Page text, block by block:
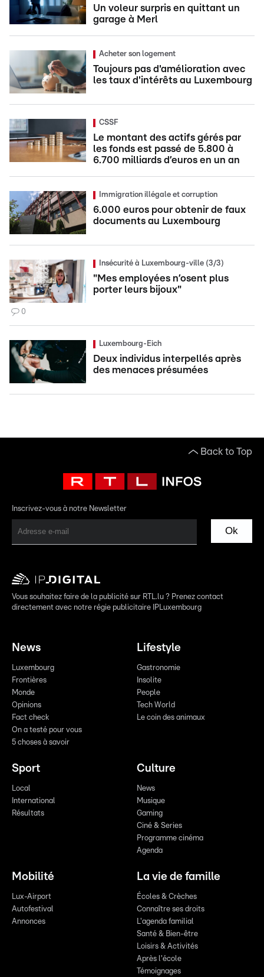
Un voleur surpris en quittant un
garage à Merl
Acheter son logement
Toujours pas d'amélioration avec
les taux d'intérêts au Luxembourg
CSSF
Le montant des actifs gérés par
les fonds est passé de 5.800 à
6.700 milliards d’euros en un an
Immigration illégale et corruption
6.000 euros pour obtenir de faux
documents au Luxembourg
Insécurité à Luxembourg-ville (3/3)
"Mes employées n’osent plus
porter leurs bijoux"
0
Luxembourg-Eich
Deux individus interpellés après
des menaces présumées
Back to Top
Inscrivez-vous à notre Newsletter
Ok
Vous souhaitez faire de la publicité sur RTL.lu ? Prenez contact
directement avec notre régie publicitaire IPLuxembourg
News
Luxembourg
Frontières
Monde
Opinions
Fact check
On a testé pour vous
5 choses à savoir
Lifestyle
Gastronomie
Insolite
People
Tech World
Le coin des animaux
Sport
Local
International
Résultats
Culture
News
Musique
Gaming
Ciné & Series
Programme cinéma
Agenda
Mobilité
Lux-Airport
Autofestival
Annonces
La vie de famille
Écoles & Crèches
Connaître ses droits
L'agenda familial
Santé & Bien-être
Loisirs & Activités
Après l'école
Témoignages